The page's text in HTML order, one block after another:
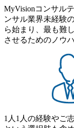
を取得 (https://
Xspear Consulting
化を支援 (https://
者】 ・年収UPで
流工程、先端技術
者】 ・専門領域
ジできる環境 ・タ
ムより高いオファ
る（ダブルスキッ
果、なりたいキャ
日2時間15分まで
可能 子の看護休暇
単位で取得することも可
き、1時間単位で取
度など】 独身寮：
つの寮があり、以
す。 ＜入居基準＞
までの通勤総時間
近くには独身寮や
住宅手当を支給し
なるため、入居基
す。 住宅手当は、
MyVisionコンサル
ンサル業界未経験
ら始まり、最も難
させるためのノウ
1人1人の経験やご